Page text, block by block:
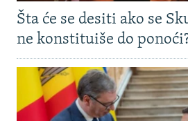
Šta će se desiti ako se
ne konstituiše do